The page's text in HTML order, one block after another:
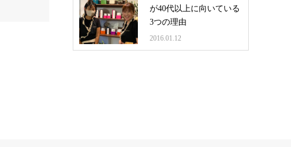
が40代以上に向いている
3つの理由
2016.01.12